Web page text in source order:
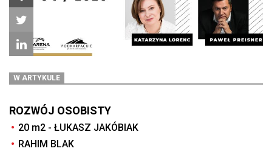
W ARTYKULE
ROZWÓJ OSOBISTY
20 m2 - ŁUKASZ JAKÓBIAK
RAHIM BLAK